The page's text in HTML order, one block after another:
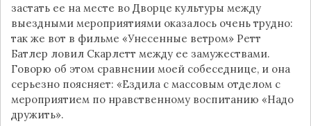
застать ее на месте во Дворце культуры между
выездными мероприятиями оказалось очень трудно:
так же вот в фильме «Унесенные ветром» Ретт
Батлер ловил Скарлетт между ее замужествами.
Говорю об этом сравнении моей собеседнице, и она
серьезно поясняет: «Ездила с массовым отделом с
мероприятием по нравственному воспитанию «Надо
дружить».